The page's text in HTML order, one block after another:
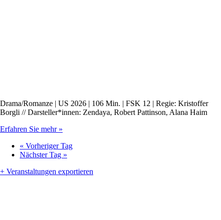
Drama/Romanze | US 2026 | 106 Min. | FSK 12 | Regie: Kristoffer
Borgli // Darsteller*innen: Zendaya, Robert Pattinson, Alana Haim
Erfahren Sie mehr »
« Vorheriger Tag
Nächster Tag »
+ Veranstaltungen exportieren